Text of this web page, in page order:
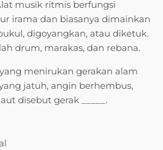
musik ritmis berfungsi
irama dan biasanya dimainkan
digoyangkan, atau diketuk.
drum, marakas, dan rebana.
menirukan gerakan alam
jatuh, angin berhembus,
disebut gerak _____.